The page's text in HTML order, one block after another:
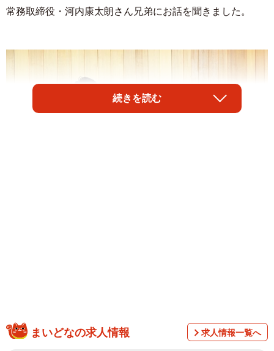
常務取締役・河内康太朗さん兄弟にお話を聞きました。
続きを読む
まいどなの求人情報 求人情報一覧へ